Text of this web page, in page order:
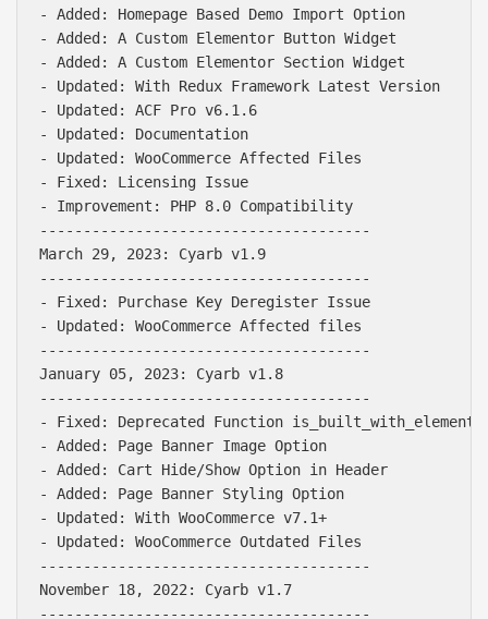
- Added: Homepage Based Demo Import Option
- Added: A Custom Elementor Button Widget
- Added: A Custom Elementor Section Widget
- Updated: With Redux Framework Latest Version
- Updated: ACF Pro v6.1.6
- Updated: Documentation
- Updated: WooCommerce Affected Files
- Fixed: Licensing Issue
- Improvement: PHP 8.0 Compatibility
--------------------------------------
March 29, 2023: Cyarb v1.9
--------------------------------------
- Fixed: Purchase Key Deregister Issue
- Updated: WooCommerce Affected files
--------------------------------------
January 05, 2023: Cyarb v1.8
--------------------------------------
- Fixed: Deprecated Function
- Added: Page Banner Image Option
- Added: Cart Hide/Show Option in Header
- Added: Page Banner Styling Option
- Updated: With WooCommerce v7.1+
- Updated: WooCommerce Outdated Files
--------------------------------------
November 18, 2022: Cyarb v1.7
--------------------------------------